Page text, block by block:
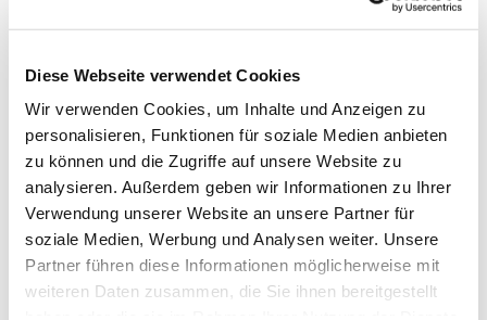
Diese Webseite verwendet Cookies
Wir verwenden Cookies, um Inhalte und Anzeigen zu
personalisieren, Funktionen für soziale Medien anbieten
zu können und die Zugriffe auf unsere Website zu
analysieren. Außerdem geben wir Informationen zu Ihrer
Verwendung unserer Website an unsere Partner für
soziale Medien, Werbung und Analysen weiter. Unsere
Partner führen diese Informationen möglicherweise mit
weiteren Daten zusammen, die Sie ihnen bereitgestellt
Dies könnte Sie auch
interessieren